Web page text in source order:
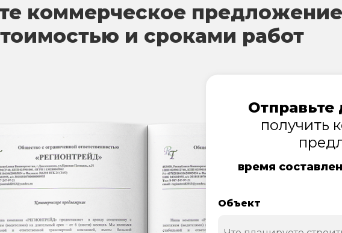
коммерческое предложение
и сроками работ
получить
время
Объект